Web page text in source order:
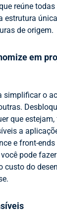
reúne
estrutura
de origem.
em
simplificar o
que
a
e front-
pode
custo do